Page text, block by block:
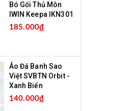
Bó Gối Thủ Môn
IWIN Keepa IKN301
185.000₫
Áo Đá Banh Sao
Việt SVBTN Orbit -
Xanh Biển
140.000₫